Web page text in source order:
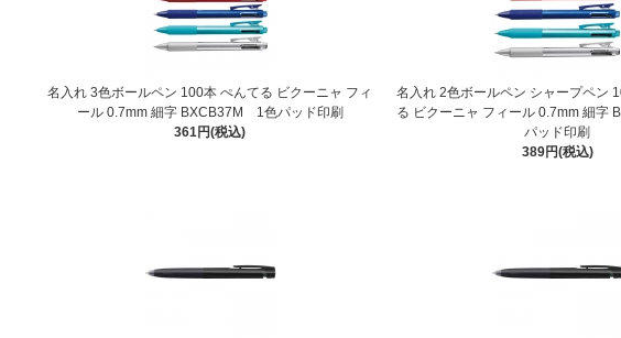
名入れ 3色ボールペン 100本 ぺんてる ビクーニャ フィ
ール 0.7mm 細字 BXCB37M 1色パッド印刷
361円(税込)
名入れ 2色ボールペン シャープペン
る ビクーニャ フィール 0.7mm 細
パッド印刷
389円(税込)